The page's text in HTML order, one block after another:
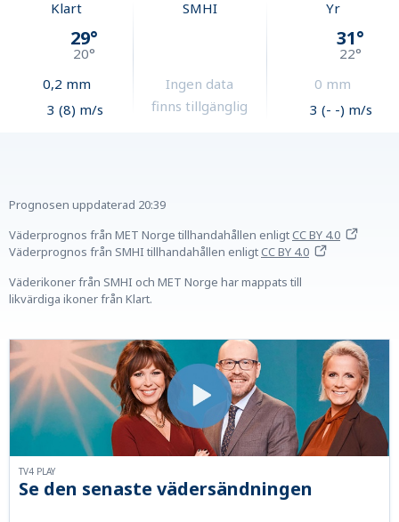
Klart
29°
20°
0,2 mm
3 (8) m/s
SMHI
Ingen data
finns tillgänglig
Yr
31°
22°
0 mm
3 (- -) m/s
Prognosen uppdaterad 20:39
Väderprognos från MET Norge tillhandahållen enligtCC BY 4.0
Väderprognos från SMHI tillhandahållen enligtCC BY 4.0
Väderikoner från SMHI och MET Norge har mappats till
likvärdiga ikoner från Klart.
Se den senaste vädersändningen
TV4 PLAY